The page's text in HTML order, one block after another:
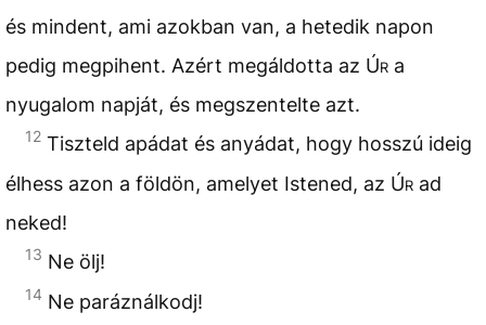
és mindent, ami azokban van, a hetedik napon
pedig megpihent. Azért megáldotta az Úr a
nyugalom napját, és megszentelte azt.
12 Tiszteld apádat és anyádat, hogy hosszú ideig
élhess azon a földön, amelyet Istened, az Úr ad
neked!
13 Ne ölj!
14 Ne paráználkodj!